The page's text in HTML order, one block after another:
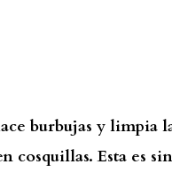
burbujas y limpia
cosquillas. Esta es sin